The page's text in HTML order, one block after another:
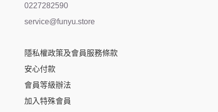
0227282590
service@funyu.store
隱私權政策及會員服務條款
安心付款
會員等級辦法
加入特殊會員